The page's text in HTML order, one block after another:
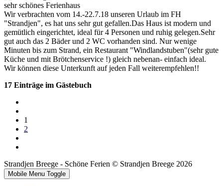
sehr schönes Ferienhaus
Wir verbrachten vom 14.-22.7.18 unseren Urlaub im FH
"Strandjen", es hat uns sehr gut gefallen.Das Haus ist modern und
gemütlich eingerichtet, ideal für 4 Personen und ruhig gelegen.Sehr
gut auch das 2 Bäder und 2 WC vorhanden sind. Nur wenige
Minuten bis zum Strand, ein Restaurant "Windlandstuben"(sehr gute
Küche und mit Brötchenservice !) gleich nebenan- einfach ideal.
Wir können diese Unterkunft auf jeden Fall weiterempfehlen!!
17 Einträge im Gästebuch
1
2
Strandjen Breege - Schöne Ferien © Strandjen Breege 2026
Mobile Menu Toggle